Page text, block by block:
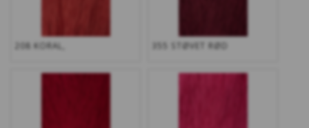
208 KORAL, 355 STØVET RØD